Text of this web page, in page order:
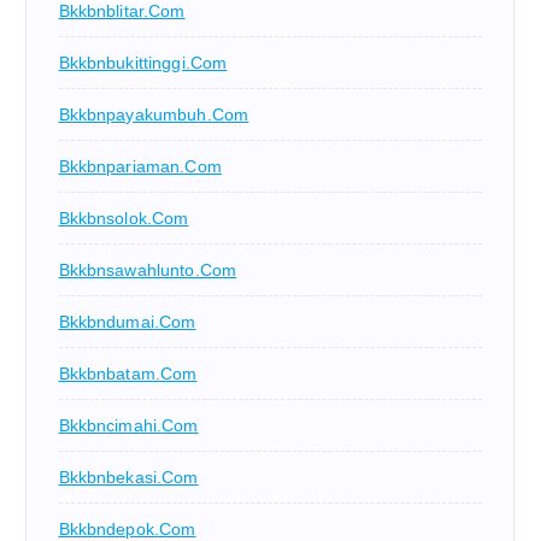
Bkkbnblitar.com
Bkkbnbukittinggi.com
Bkkbnpayakumbuh.com
Bkkbnpariaman.com
Bkkbnsolok.com
Bkkbnsawahlunto.com
Bkkbndumai.com
Bkkbnbatam.com
Bkkbncimahi.com
Bkkbnbekasi.com
Bkkbndepok.com